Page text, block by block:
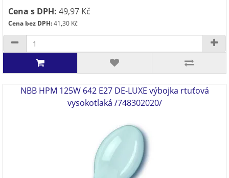
Cena s DPH: 49,97 Kč
Cena bez DPH:41,30 Kč
NBB HPM 125W 642 E27 DE-LUXE výbojka rtuťová
vysokotlaká /748302020/